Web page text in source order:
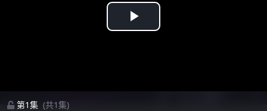
Play
第1集 (共1集)